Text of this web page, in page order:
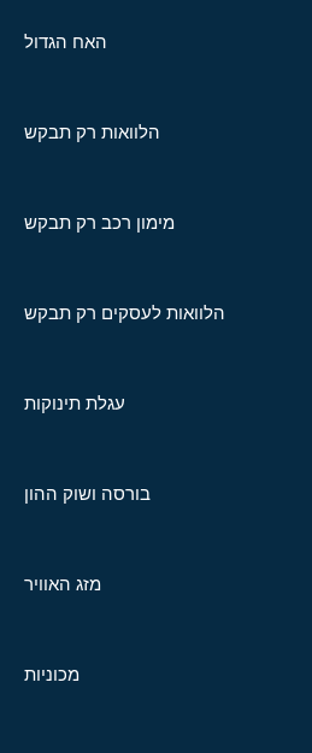
האח הגדול
הלוואות רק תבקש
מימון רכב רק תבקש
הלוואות לעסקים רק תבקש
עגלת תינוקות
בורסה ושוק ההון
מזג האוויר
מכוניות